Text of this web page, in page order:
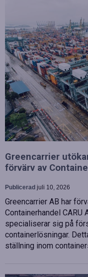
Greencarrier
förvärv av
Publicerad juli 10, 2026
Greencarrier AB har
Containerhandel
specialiserar sig på
containerlösningar.
ställning inom